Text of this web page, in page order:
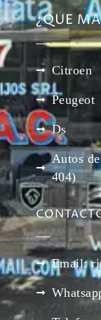
¿QUE
Citroen
Peugeot
Ds
Autos
404)
Email: